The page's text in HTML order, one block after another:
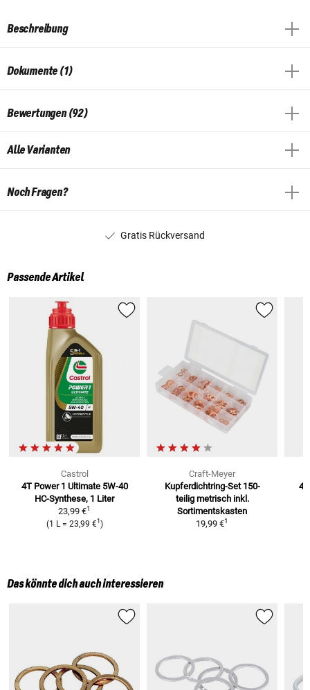
Beschreibung
Dokumente (1)
Bewertungen (92)
Alle Varianten
Noch Fragen?
Gratis Rückversand
Passende Artikel
Castrol
4T Power 1 Ultimate 5W-40
HC-Synthese, 1 Liter
23,99 €1
(1 L= 23,99 €1 )
Craft-Meyer
Kupferdichtring-Set 150-
teilig metrisch inkl.
Sortimentskasten
19,99 €1
Das könnte dich auch interessieren